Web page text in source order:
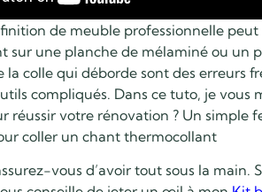
de meuble professionnelle
sur une planche de mélaminé ou un
la colle qui déborde sont des erreurs
compliqués. Dans ce tuto, je
réussir votre rénovation ? Un simple
coller un chant thermocollant
vous d’avoir tout sous la main.